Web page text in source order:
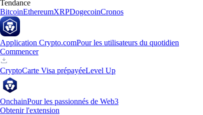
Tendance
BitcoinEthereumXRPDogecoinCronos
Application Crypto.comPour les utilisateurs du quotidien
Commencer
CryptoCarte Visa prépayéeLevel Up
OnchainPour les passionnés de Web3
Obtenir l'extension